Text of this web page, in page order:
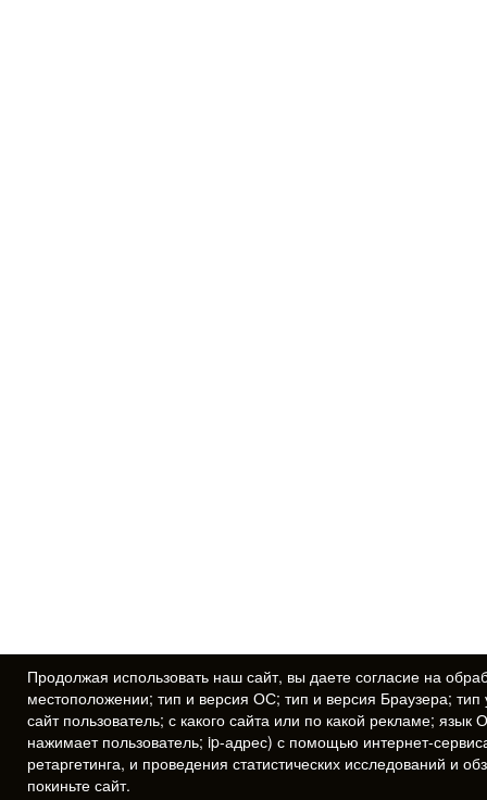
Продолжая использовать наш сайт, вы даете согласие на
местоположении; тип и версия ОС; тип и версия Браузера;
сайт пользователь; с какого сайта или по какой рекламе;
нажимает пользователь; ip-адрес) с помощью интернет-
ретаргетинга, и проведения статистических исследований и
покиньте сайт.